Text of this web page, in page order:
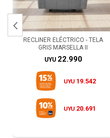
RECLINER ELÉCTRICO - TELA
GRIS MARSELLA II
UYU 22.990
UYU 19.542
UYU 20.691
